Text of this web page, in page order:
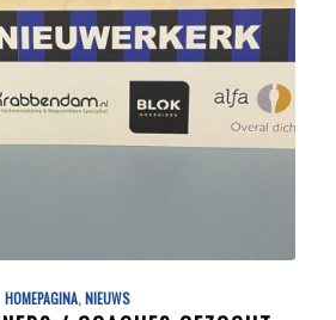
HOMEPAGINA,NIEUWS